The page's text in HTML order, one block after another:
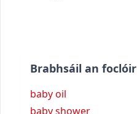
Brabhsáil an foclóir
baby oil
baby shower